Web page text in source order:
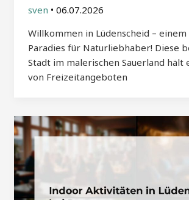
sven • 06.07.2026
Willkommen in Lüdenscheid – einem
Paradies für Naturliebhaber! Diese
Stadt im malerischen Sauerland hält
von Freizeitangeboten